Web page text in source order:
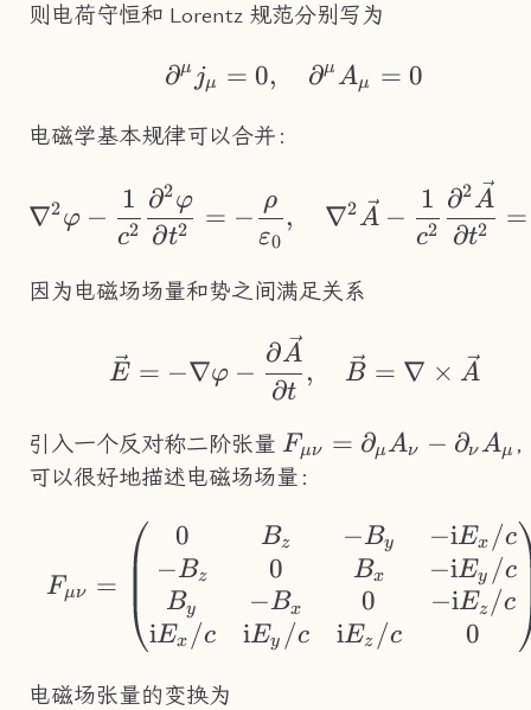
则电荷守恒和 Lorentz 规范分别写为
\partial^\mu
∂μ jμ = 0, ∂μ Aμ = 0
电磁学基本规律可以合并：
∇2φ −
c2
1
∂t2
∂2φ
= −
ε0
ρ
, ∇2A −
c2
1
∂t2
∂2A
=
因为电磁场场量和势之间满足关系
\vec{E} = -
E = −∇φ −
∂t
∂A
, B = ∇ × A
引入一个反对称二阶张量
A_\nu-\partial_\nu
Fμν = ∂μAν − ∂ν Aμ
可以很好地描述电磁场场量：
Fμν =
0
−Bz
By
iEx /c
Bz
0
−Bx
iEy /c
−By
Bx
0
iEz /c
−iEx /c
−iEy /c
−iEz /c
0
电磁场张量的变换为